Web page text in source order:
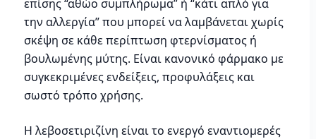
επίσης “αθώο συμπλήρωμα” ή “κάτι απλό για
την αλλεργία” που μπορεί να λαμβάνεται χωρίς
σκέψη σε κάθε περίπτωση φτερνίσματος ή
βουλωμένης μύτης. Είναι κανονικό φάρμακο με
συγκεκριμένες ενδείξεις, προφυλάξεις και
σωστό τρόπο χρήσης.
Η λεβοσετιριζίνη είναι το ενεργό εναντιομερές